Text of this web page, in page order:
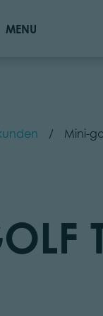
MENU
MENU
Mini-